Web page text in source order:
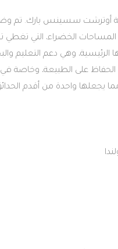
أوترشت سسينس بارك. تم
غير عادي من المساحات الخضراء،
الرئيسية، وهي دعم التعليم
إن الحفاظ على الطبيعة، وخاصة